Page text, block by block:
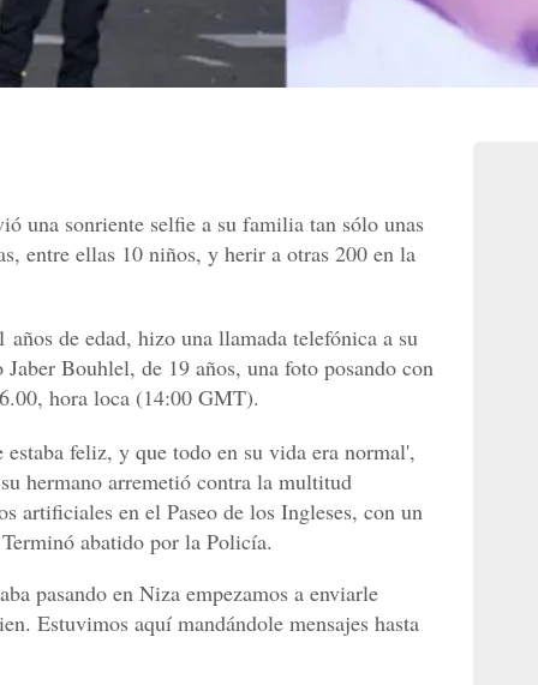
una sonriente selfie a su familia tan sólo unas
entre ellas 10 niños, y herir a otras 200 en la
de edad, hizo una llamada telefónica a su
Jaber Bouhlel, de 19 años, una foto posando con
hora loca (14:00 GMT).
feliz, y que todo en su vida era normal',
hermano arremetió contra la multitud
artificiales en el Paseo de los Ingleses, con un
abatido por la Policía.
pasando en Niza empezamos a enviarle
Estuvimos aquí mandándole mensajes hasta